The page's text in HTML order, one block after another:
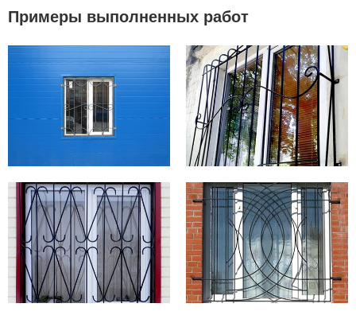
Примеры выполненных работ